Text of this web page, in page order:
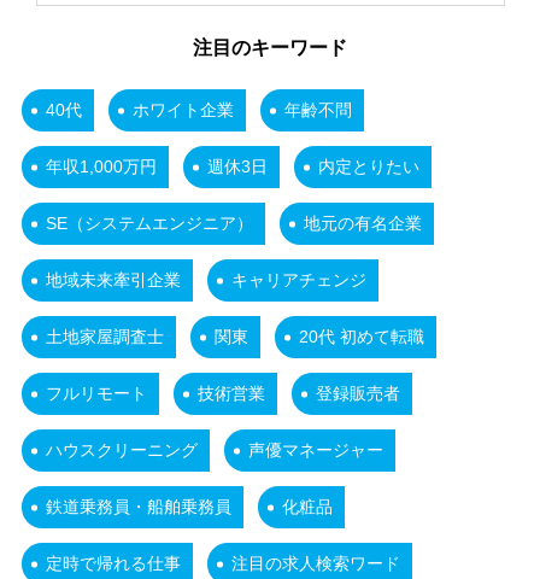
注目のキーワード
40代 ホワイト企業 年齢不問
年収1,000万円 週休3日 内定とりたい
SE（システムエンジニア） 地元の有名企業
地域未来牽引企業 キャリアチェンジ
土地家屋調査士 関東 20代 初めて転職
フルリモート 技術営業 登録販売者
ハウスクリーニング 声優マネージャー
鉄道乗務員・船舶乗務員 化粧品
定時で帰れる仕事 注目の求人検索ワード